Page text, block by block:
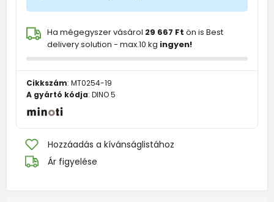
Ha mégegyszer vásárol 29 667 Ft ön is Best
delivery solution - max.10 kg ingyen!
Cikkszám: MT0254-19
A gyártó kódja: DINO 5
Hozzáadás a kívánságlistához
Ár figyelése